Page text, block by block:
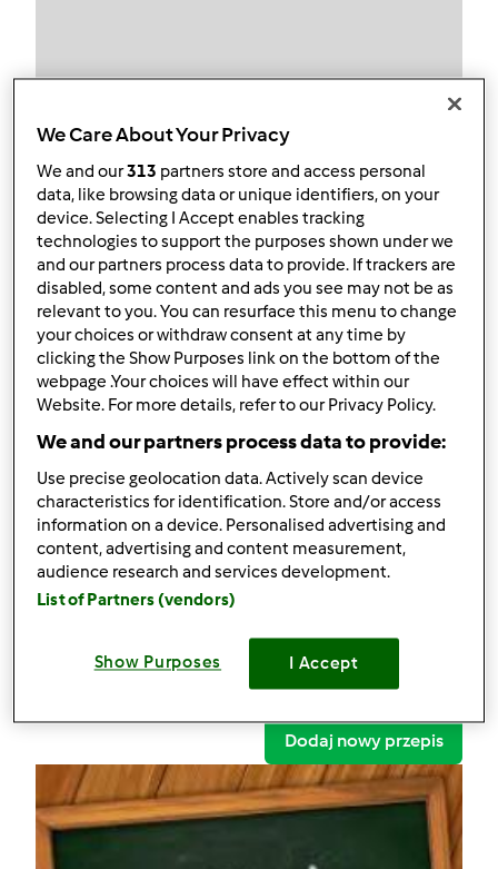
Mysterman
Aktualna liczba punktów użytkownika: 10
Który model Thermomix ® posiadasz?
tm6
Najlepszy przepis
Miniburgery TM5 TM6 test :)
Komentarze
0
Przepisy(2)
Dodaj nowy przepis
We Care About Your Privacy
We and our313 partners store and access personal
data, like browsing data or unique identifiers, on your
device. Selecting I Accept enables tracking
technologies to support the purposes shown under we
and our partners process data to provide. If trackers are
disabled, some content and ads you see may not be as
relevant to you. You can resurface this menu to change
your choices or withdraw consent at any time by
clicking the Show Purposes link on the bottom of the
webpage .Your choices will have effect within our
Website. For more details, refer to our Privacy Policy.
We and our partners process data to provide:
Use precise geolocation data. Actively scan device
characteristics for identification. Store and/or access
information on a device. Personalised advertising and
content, advertising and content measurement,
audience research and services development.
List of Partners (vendors)
Show Purposes I Accept